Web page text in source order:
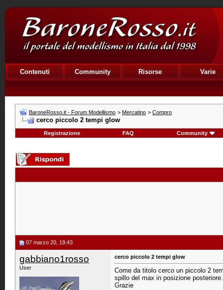
Contenuti Community Risorse Varie
BaroneRosso.it - Forum Modellismo > Mercatino > Compro
cerco piccolo 2 tempi glow
Registrazione FAQ Community
07 marzo 20, 19:43
gabbiano1rosso
User
cerco piccolo 2 tempi glow
Come da titolo cerco un piccolo 2
spillo del max in posizione posteriore.
Grazie